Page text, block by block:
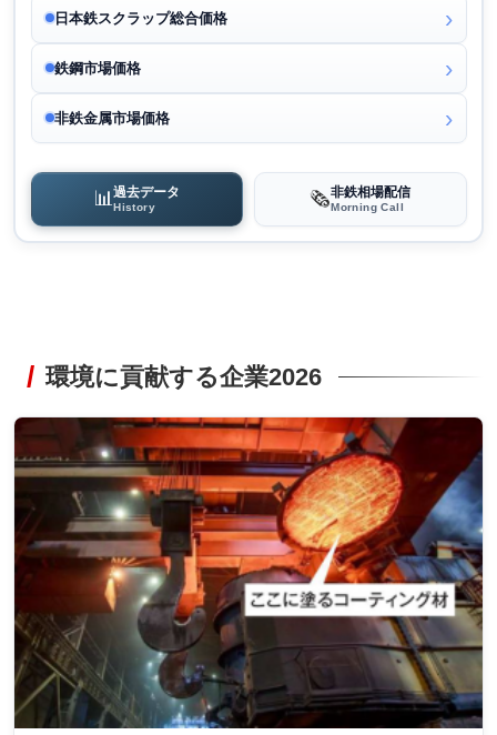
日本鉄スクラップ総合価格
鉄鋼市場価格
非鉄金属市場価格
📊過去データ
History 🗞️非鉄相場配信
Morning Call
環境に貢献する企業2026